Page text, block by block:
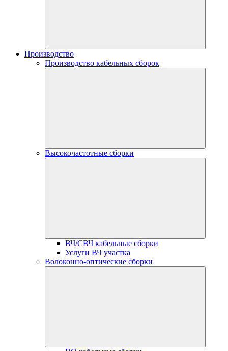
Производство
Производство кабельных сборок
Высокочастотные сборки
ВЧ/СВЧ кабельные сборки
Услуги ВЧ участка
Волоконно-оптические сборки